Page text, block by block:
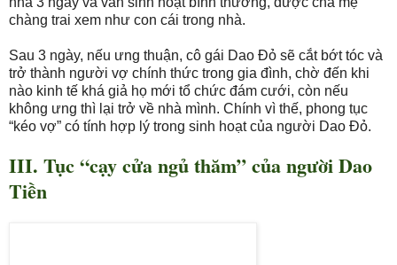
chàng trai xem như con cái trong nhà.
Sau 3 ngày, nếu ưng thuận, cô gái Dao Đỏ sẽ cắt bớt tóc và
trở thành người vợ chính thức trong gia đình, chờ đến khi
nào kinh tế khá giả họ mới tổ chức đám cưới, còn nếu
không ưng thì lại trở về nhà mình. Chính vì thế, phong tục
“kéo vợ” có tính hợp lý trong sinh hoạt của người Dao Đỏ.
III. Tục “cạy cửa ngủ thăm” của người Dao
Tiền